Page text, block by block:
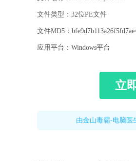
文件类型：32位PE文件
应用平台：Windows平台
立
由金山毒霸-电脑医